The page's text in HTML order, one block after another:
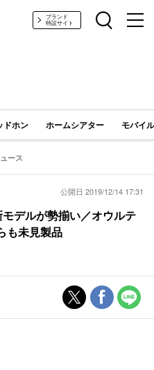
ジェットブランド
特設サイト
ドホン ホームシアター モバイ
ース
公開日 2019/12/14 17:31
デルが勢揃い／オウルテ
も未見製品